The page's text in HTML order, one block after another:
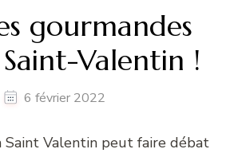
gourmandes
Valentin !
6 février 2022
Saint Valentin peut faire débat